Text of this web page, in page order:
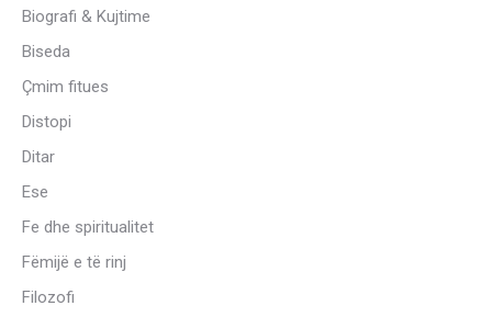
Biografi & Kujtime
Biseda
Çmim fitues
Distopi
Ditar
Ese
Fe dhe spiritualitet
Fëmijë e të rinj
Filozofi